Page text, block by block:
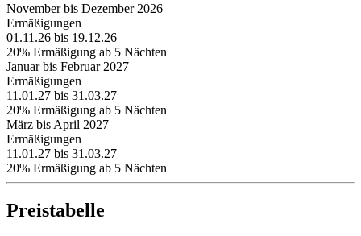
November bis Dezember 2026
Ermäßigungen
01.11.26 bis 19.12.26
20% Ermäßigung ab 5 Nächten
Januar bis Februar 2027
Ermäßigungen
11.01.27 bis 31.03.27
20% Ermäßigung ab 5 Nächten
März bis April 2027
Ermäßigungen
11.01.27 bis 31.03.27
20% Ermäßigung ab 5 Nächten
Preistabelle